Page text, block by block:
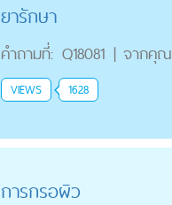
ยารักษา
คำถามที่: Q18081 | จากคุณ
VIEWS 1628
การกรอผิว